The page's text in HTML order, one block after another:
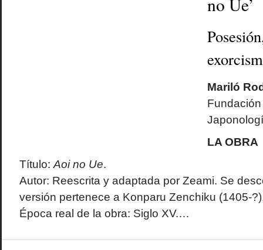
Mariló
LA OBRA
Título: Aoi no Ue.
Autor: Reescrita y adaptada por Zeami. Se
versión pertenece a Konparu Zenchiku (1405-
Época real de la obra: Siglo XV.…